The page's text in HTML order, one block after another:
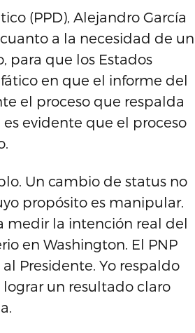
(PPD), Alejandro García
a la necesidad de un
para que los Estados
en que el informe del
el proceso que respalda
evidente que el proceso
Un cambio de status no
propósito es manipular.
medir la intención real del
en Washington. El PNP
Presidente. Yo respaldo
un resultado claro